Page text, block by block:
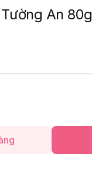
An 80g